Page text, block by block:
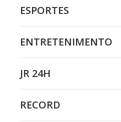
ESPORTES
ENTRETENIMENTO
JR 24H
RECORD